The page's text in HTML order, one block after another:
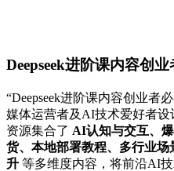
Deepseek进阶课内容创
“Deepseek进阶课内容创业者
媒体运营者及AI技术爱好者
资源集合了 AI认知与交互、
货、本地部署教程、多行业
升 等多维度内容，将前沿AI